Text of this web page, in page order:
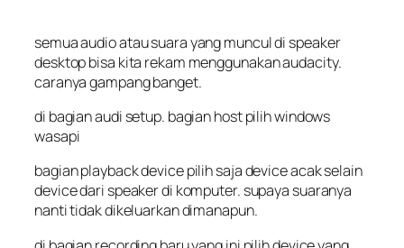
semua audio atau suara yang muncul di speaker
desktop bisa kita rekam menggunakan audacity.
caranya gampang banget.
di bagian audi setup. bagian host pilih windows
wasapi
bagian playback device pilih saja device acak selain
device dari speaker di komputer. supaya suaranya
nanti tidak dikeluarkan dimanapun.